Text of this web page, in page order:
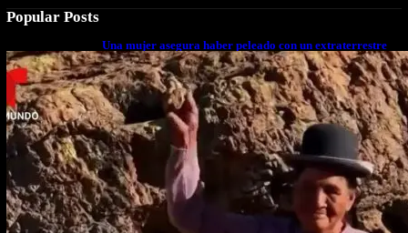
Popular Posts
Una mujer asegura haber peleado con un extraterrestre
cuerpo a cuerpo